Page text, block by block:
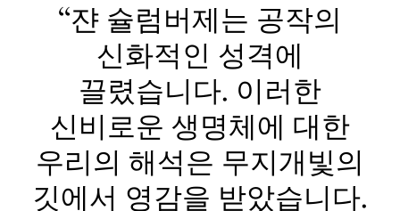
“쟌 슐럼버제는 공작의
신화적인 성격에
끌렸습니다. 이러한
신비로운 생명체에 대한
우리의 해석은 무지개빛의
깃에서 영감을 받았습니다.